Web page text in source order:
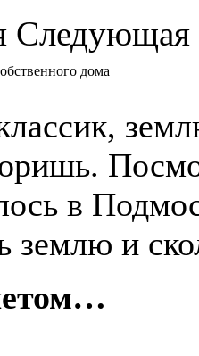
Следующая
дома
в
землю и